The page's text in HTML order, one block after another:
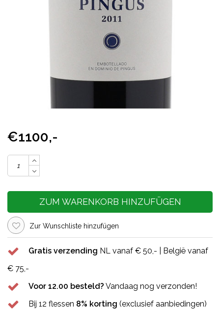
€1100,-
ZUM WARENKORB HINZUFÜGEN
Zur Wunschliste hinzufügen
Gratis verzending NL vanaf € 50,- | België vanaf
€ 75,-
Voor 12.00 besteld? Vandaag nog verzonden!
Bij 12 flessen 8% korting (exclusief aanbiedingen)